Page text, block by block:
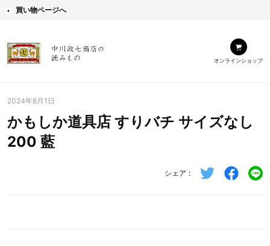
買い物ページへ
オンラインショップ
2024年8月1日
かもしか道具店 すりバチ サイズなし
200 藍
シェア